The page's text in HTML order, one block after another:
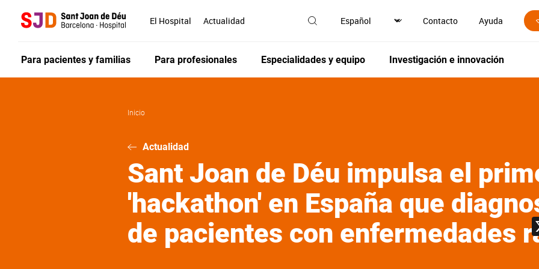
El Hospital Actualidad Contacto Ayuda
Para pacientes y familias Para profesionales Especialidades y equipo Investigación e innovación
Inicio
Actualidad
Sant Joan de Déu impulsa el
'hackathon' en España que
de pacientes con enfermedades